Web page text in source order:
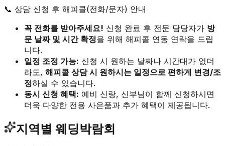
📞 상담 신청 후 해피콜(전화/문자) 안내
꼭 전화를 받아주세요! 신청 완료 후 전문 담당자가 방
문 날짜 및 시간 확정을 위해 해피콜 연동 연락을 드립
니다.
일정 조정 가능: 신청 시 원하는 날짜나 시간대가 없더
라도, 해피콜 상담 시 원하시는 일정으로 편하게 변경/조
정하실 수 있습니다.
동시 신청 혜택: 예비 신랑, 신부님이 함께 신청하시면
더욱 다양한 전용 사은품과 추가 혜택이 제공됩니다.
지역별 웨딩박람회